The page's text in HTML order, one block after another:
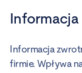
Informacja
firmie. Wpływa